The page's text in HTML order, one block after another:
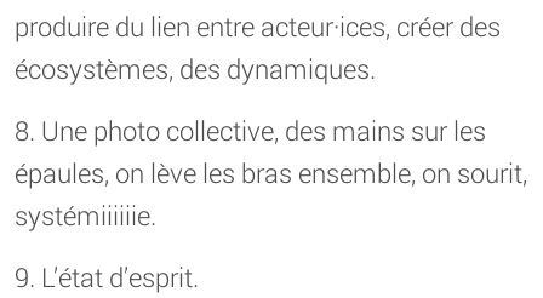
produire du lien entre acteur·ices, créer des
écosystèmes, des dynamiques.
8. Une photo collective, des mains sur les
épaules, on lève les bras ensemble, on sourit,
systémiiiiiie.
9. L’état d’esprit.